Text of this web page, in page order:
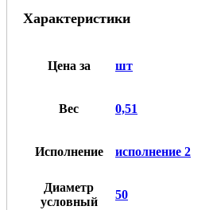
90гр
приварку
Характеристики
Цена за шт
Вес 0,51
Исполнение исполнение 2
Диаметр
условный
50